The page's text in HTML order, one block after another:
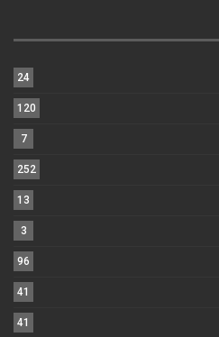
24
120
7
252
13
3
96
41
41